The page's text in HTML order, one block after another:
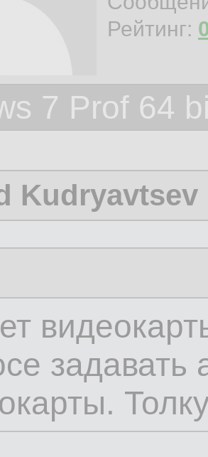
Рейтинг:
7 Prof 64
Kudryavtsev
задавать